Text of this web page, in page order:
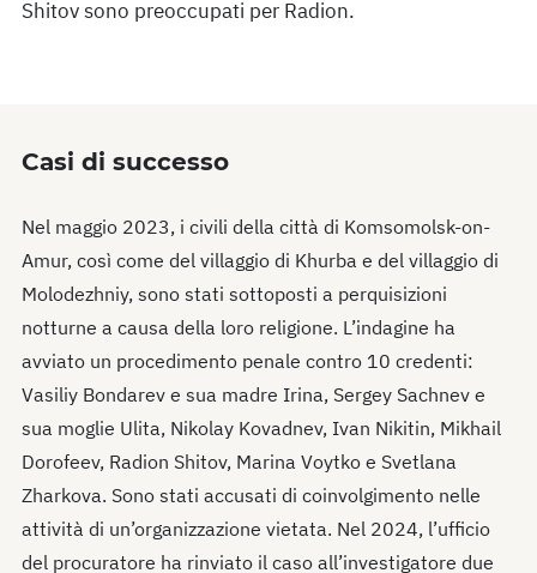
Shitov sono preoccupati per Radion.
Casi di successo
Nel maggio 2023, i civili della città di Komsomolsk-on-
Amur, così come del villaggio di Khurba e del villaggio di
Molodezhniy, sono stati sottoposti a perquisizioni
notturne a causa della loro religione. L’indagine ha
avviato un procedimento penale contro 10 credenti:
Vasiliy Bondarev e sua madre Irina, Sergey Sachnev e
sua moglie Ulita, Nikolay Kovadnev, Ivan Nikitin, Mikhail
Dorofeev, Radion Shitov, Marina Voytko e Svetlana
Zharkova. Sono stati accusati di coinvolgimento nelle
attività di un’organizzazione vietata. Nel 2024, l’ufficio
del procuratore ha rinviato il caso all’investigatore due